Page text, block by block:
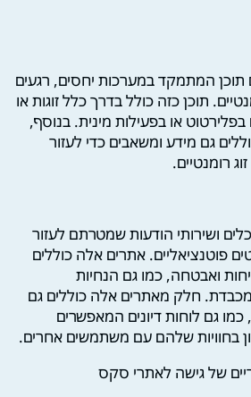
תוכן המתמקד במערכות יחסים, רגעים
תוכן כזה כולל בדרך כלל זוגות או
או בפעילות מינית. בנוסף,
גם מידע ומשאבים כדי לעזור
רומנטיים.
ושירותי הודעות שמטרתם לעזור
פוטנציאליים. אתרים אלה כוללים
ואבטחה, כמו גם הנחיות
חלק מאתרים אלה כוללים גם
גם לוחות דיונים המאפשרים
בחוויות שלהם עם משתמשים אחרים.
של גישה לאתרי סקס